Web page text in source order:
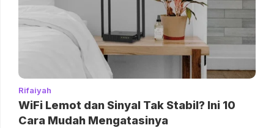
Rifaiyah
WiFi Lemot dan Sinyal Tak Stabil? Ini 10
Cara Mudah Mengatasinya